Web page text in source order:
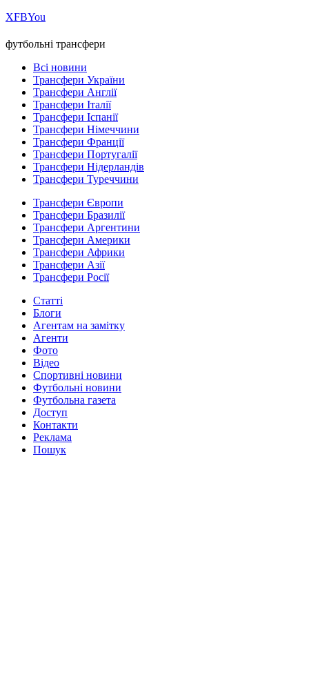
ХFBYou
футбольні трансфери
Всі новини
Трансфери України
Трансфери Англії
Трансфери Італії
Трансфери Іспанії
Трансфери Німеччини
Трансфери Франції
Трансфери Португалії
Трансфери Нідерландів
Трансфери Туреччини
Трансфери Європи
Трансфери Бразилії
Трансфери Аргентини
Трансфери Америки
Трансфери Африки
Трансфери Азії
Трансфери Росії
Статті
Блоги
Агентам на замітку
Агенти
Фото
Відео
Спортивні новини
Футбольні новини
Футбольна газета
Доступ
Контакти
Реклама
Пошук